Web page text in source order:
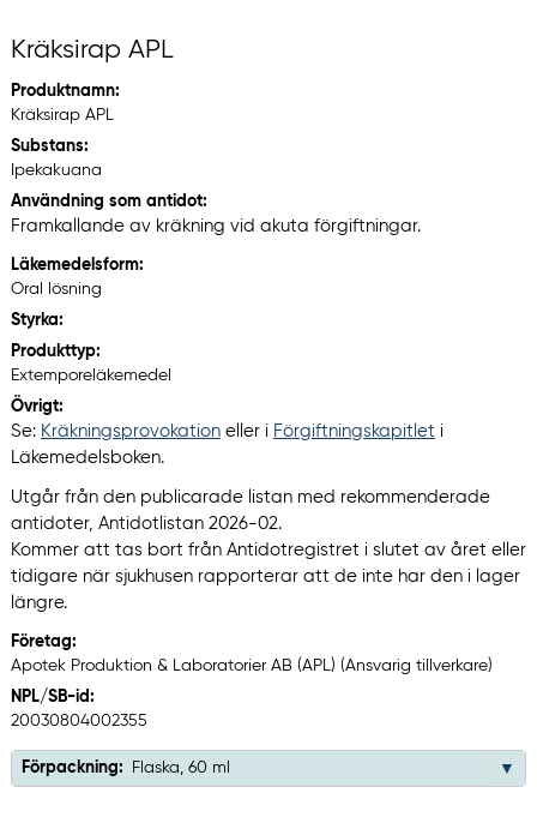
Kräksirap APL
Produktnamn:
Kräksirap APL
Substans:
Ipekakuana
Användning som antidot:
Framkallande av kräkning vid akuta förgiftningar.
Läkemedelsform:
Oral lösning
Styrka:
Produkttyp:
Extemporeläkemedel
Övrigt:
Se: Kräkningsprovokationeller i Förgiftningskapitlet i
Läkemedelsboken.
Utgår från den publicarade listan med rekommenderade
antidoter, Antidotlistan 2026-02.
Kommer att tas bort från Antidotregistret i slutet av året eller
tidigare när sjukhusen rapporterar att de inte har den i lager
längre.
Företag:
Apotek Produktion & Laboratorier AB (APL) (Ansvarig tillverkare)
NPL/SB-id:
20030804002355
Förpackning: Flaska, 60 ml